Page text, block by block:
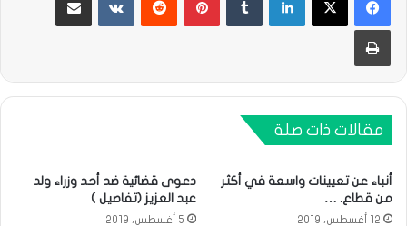
طباعة
مقالات ذات صلة
أنباء عن تعيينات واسعة في أكثر
من قطاع. …
12 أغسطس، 2019
دعوى قضائية ضد أحد وزراء ولد
عبد العزيز (تفاصيل )
5 أغسطس، 2019